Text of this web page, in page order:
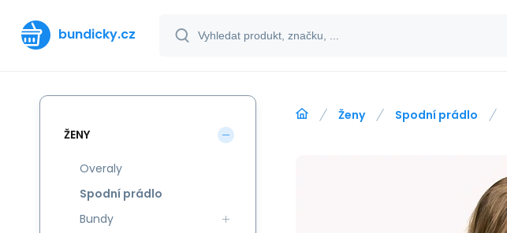
bundicky.cz
Ženy Spodní prádlo
ŽENY
Overaly
Spodní prádlo
Bundy